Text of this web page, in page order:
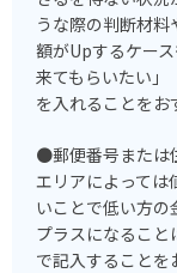
うな際の判断材
額がUpするケー
来てもらいたい」
を入れることをお
●郵便番号または
エリアによっては
いことで低い方の
プラスになること
で記入することを